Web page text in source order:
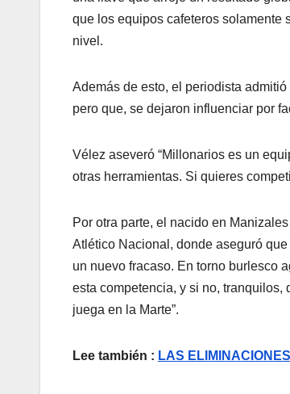
que los equipos cafeteros solamente
nivel.
Además de esto, el periodista
pero que, se dejaron influenciar por
Vélez aseveró “Millonarios es un
otras herramientas. Si quieres
Por otra parte, el nacido en
Atlético Nacional, donde aseguró
un nuevo fracaso. En torno burlesco
esta competencia, y si no,
juega en la Marte”.
Lee también : LAS